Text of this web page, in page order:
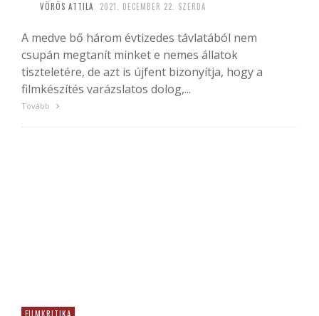
VÖRÖS ATTILA 2021. DECEMBER 22. SZERDA
A medve bő három évtizedes távlatából nem
csupán megtanít minket e nemes állatok
tiszteletére, de azt is újfent bizonyítja, hogy a
filmkészítés varázslatos dolog,...
Tovább